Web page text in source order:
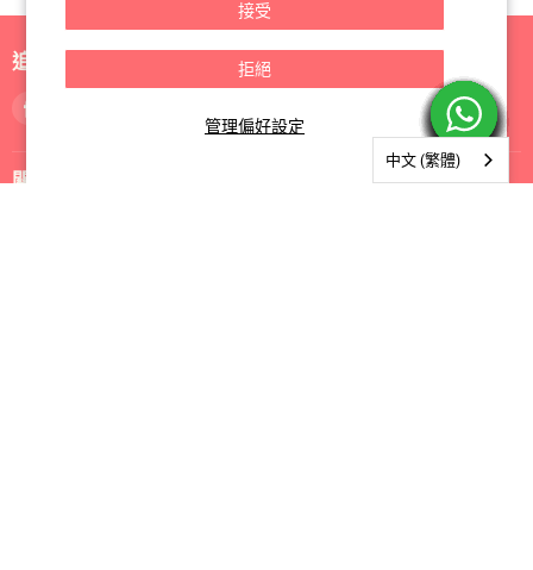
管理偏好設定
接受
拒絕
追蹤我們
關於我們
中文 (繁體)